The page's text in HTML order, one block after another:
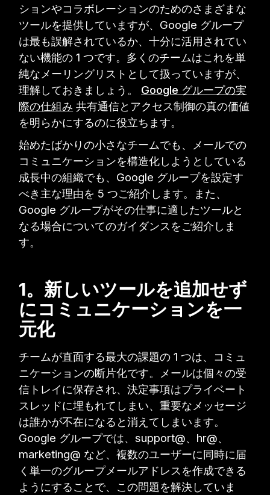
ションやコラボレーションのためのさまざまな
ツールを提供していますが、Google グループ
は最も誤解されているか、十分に活用されてい
ない機能の 1 つです。多くのチームはこれを単
純なメーリングリストとして扱っていますが、
理解しておきましょう。 Google グループの実
際の仕組み 共有通信とアクセス制御の真の価値
を明らかにするのに役立ちます。
始めたばかりの小さなチームでも、メールでの
コミュニケーションを構造化しようとしている
成長中の組織でも、Google グループを設定す
べき主な理由を 5 つご紹介します。また、
Google グループがその仕事に適したツールと
なる場合についてのガイダンスをご紹介しま
す。
1。新しいツールを追加せず
にコミュニケーションを一
元化
チームが直面する最大の課題の 1 つは、コミュ
ニケーションの断片化です。メールは個々の受
信トレイに保存され、決定事項はプライベート
スレッドに埋もれてしまい、重要なメッセージ
は誰かが不在になると消えてしまいます。
Google グループでは、support@、hr@、
marketing@ など、複数のユーザーに同時に届
く単一のグループメールアドレスを作成できる
ようにすることで、この問題を解決していま